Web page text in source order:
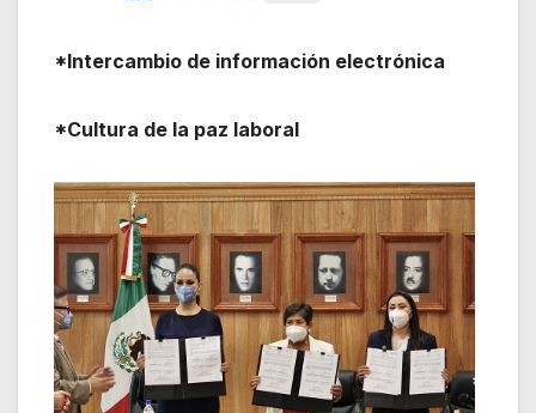
*Intercambio de información electrónica
*Cultura de la paz laboral